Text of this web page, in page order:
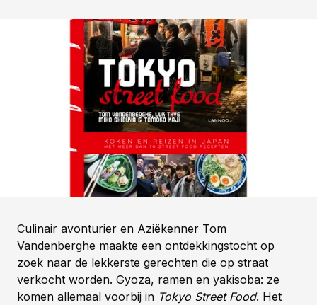
Culinair avonturier en Aziëkenner Tom
Vandenberghe maakte een ontdekkingstocht op
zoek naar de lekkerste gerechten die op straat
verkocht worden. Gyoza, ramen en yakisoba: ze
komen allemaal voorbij in Tokyo Street Food. Het